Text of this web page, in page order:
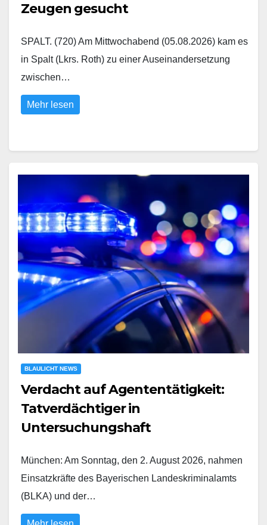
Zeugen gesucht
SPALT. (720) Am Mittwochabend (05.08.2026) kam es
in Spalt (Lkrs. Roth) zu einer Auseinandersetzung
zwischen…
Mehr lesen
BLAULICHT NEWS
Verdacht auf Agententätigkeit:
Tatverdächtiger in
Untersuchungshaft
München: Am Sonntag, den 2. August 2026, nahmen
Einsatzkräfte des Bayerischen Landeskriminalamts
(BLKA) und der…